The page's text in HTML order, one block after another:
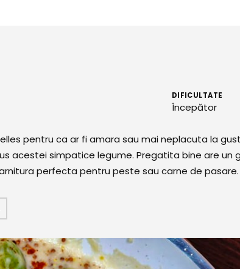
DIFICULTATE
Începător
pentru ca ar fi amara sau mai neplacuta la
acestei simpatice legume. Pregatita bine are un
perfecta pentru peste sau carne de pasare.